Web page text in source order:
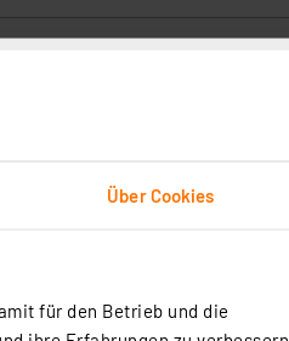
Über Cookies
für den Betrieb und die
gehängt